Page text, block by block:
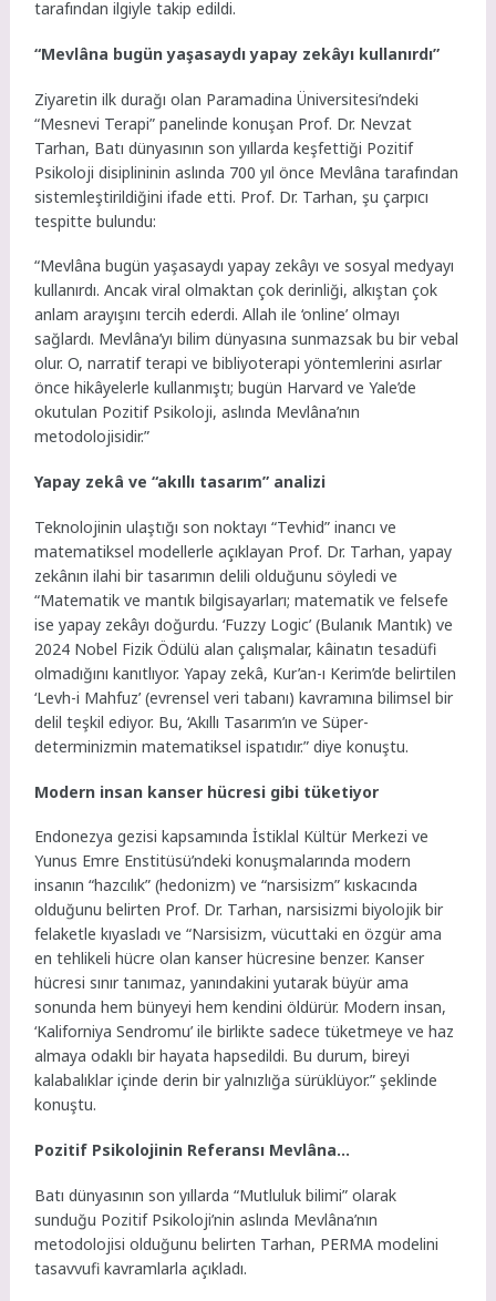
tarafından ilgiyle takip edildi.
“Mevlâna bugün yaşasaydı yapay zekâyı kullanırdı”
Ziyaretin ilk durağı olan Paramadina Üniversitesi’ndeki
“Mesnevi Terapi” panelinde konuşan Prof. Dr. Nevzat
Tarhan, Batı dünyasının son yıllarda keşfettiği Pozitif
Psikoloji disiplininin aslında 700 yıl önce Mevlâna tarafından
sistemleştirildiğini ifade etti. Prof. Dr. Tarhan, şu çarpıcı
tespitte bulundu:
“Mevlâna bugün yaşasaydı yapay zekâyı ve sosyal medyayı
kullanırdı. Ancak viral olmaktan çok derinliği, alkıştan çok
anlam arayışını tercih ederdi. Allah ile ‘online’ olmayı
sağlardı. Mevlâna’yı bilim dünyasına sunmazsak bu bir vebal
olur. O, narratif terapi ve bibliyoterapi yöntemlerini asırlar
önce hikâyelerle kullanmıştı; bugün Harvard ve Yale’de
okutulan Pozitif Psikoloji, aslında Mevlâna’nın
metodolojisidir.”
Yapay zekâ ve “akıllı tasarım” analizi
Teknolojinin ulaştığı son noktayı “Tevhid” inancı ve
matematiksel modellerle açıklayan Prof. Dr. Tarhan, yapay
zekânın ilahi bir tasarımın delili olduğunu söyledi ve
“Matematik ve mantık bilgisayarları; matematik ve felsefe
ise yapay zekâyı doğurdu. ‘Fuzzy Logic’ (Bulanık Mantık) ve
2024 Nobel Fizik Ödülü alan çalışmalar, kâinatın tesadüfi
olmadığını kanıtlıyor. Yapay zekâ, Kur’an-ı Kerim’de belirtilen
‘Levh-i Mahfuz’ (evrensel veri tabanı) kavramına bilimsel bir
delil teşkil ediyor. Bu, ‘Akıllı Tasarım’ın ve Süper-
determinizmin matematiksel ispatıdır.” diye konuştu.
Modern insan kanser hücresi gibi tüketiyor
Endonezya gezisi kapsamında İstiklal Kültür Merkezi ve
Yunus Emre Enstitüsü’ndeki konuşmalarında modern
insanın “hazcılık” (hedonizm) ve “narsisizm” kıskacında
olduğunu belirten Prof. Dr. Tarhan, narsisizmi biyolojik bir
felaketle kıyasladı ve “Narsisizm, vücuttaki en özgür ama
en tehlikeli hücre olan kanser hücresine benzer. Kanser
hücresi sınır tanımaz, yanındakini yutarak büyür ama
sonunda hem bünyeyi hem kendini öldürür. Modern insan,
‘Kaliforniya Sendromu’ ile birlikte sadece tüketmeye ve haz
almaya odaklı bir hayata hapsedildi. Bu durum, bireyi
kalabalıklar içinde derin bir yalnızlığa sürüklüyor.” şeklinde
konuştu.
Pozitif Psikolojinin Referansı Mevlâna…
Batı dünyasının son yıllarda “Mutluluk bilimi” olarak
sunduğu Pozitif Psikoloji’nin aslında Mevlâna’nın
metodolojisi olduğunu belirten Tarhan, PERMA modelini
tasavvufi kavramlarla açıkladı.